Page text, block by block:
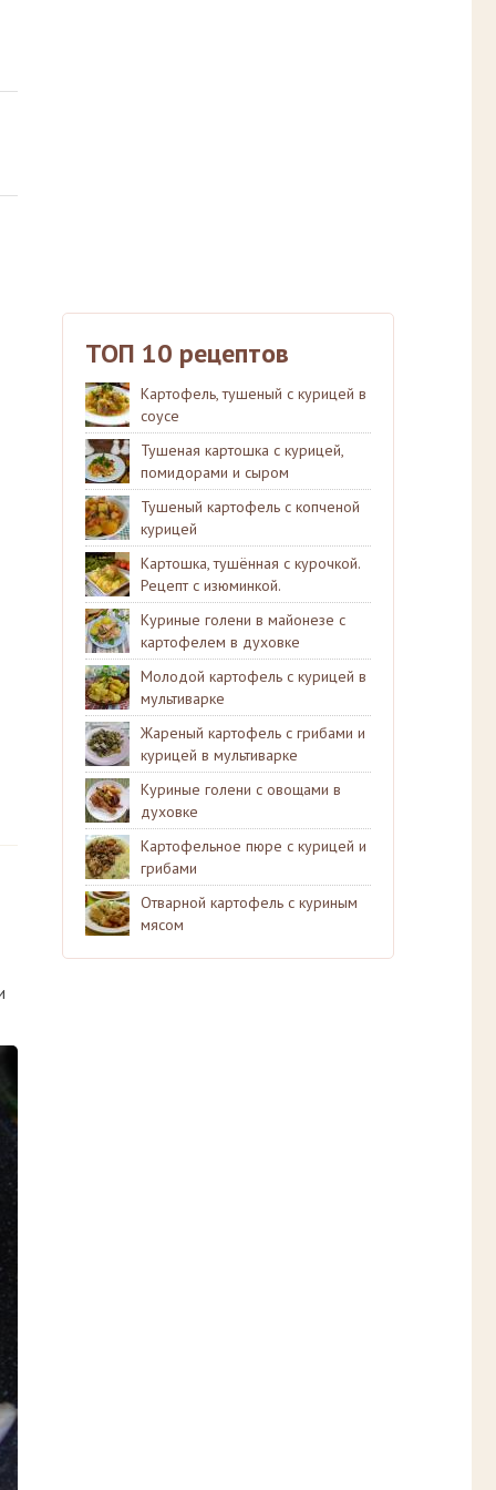
ТОП 10 рецептов
Картофель, тушеный с курицей в
соусе
Тушеная картошка с курицей,
помидорами и сыром
Тушеный картофель с копченой
курицей
Картошка, тушённая с курочкой.
Рецепт с изюминкой.
Куриные голени в майонезе с
картофелем в духовке
Молодой картофель с курицей в
мультиварке
Жареный картофель с грибами и
курицей в мультиварке
Куриные голени с овощами в
духовке
Картофельное пюре с курицей и
грибами
Отварной картофель с куриным
мясом